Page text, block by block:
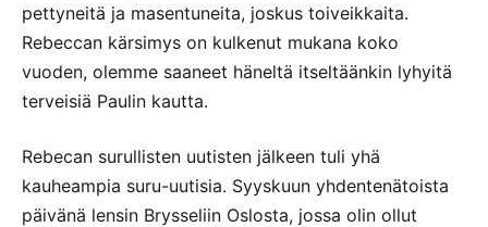
pettyneitä ja masentuneita, joskus toiveikkaita.
Rebeccan kärsimys on kulkenut mukana koko
vuoden, olemme saaneet häneltä itseltäänkin lyhyitä
terveisiä Paulin kautta.
Rebecan surullisten uutisten jälkeen tuli yhä
kauheampia suru-uutisia. Syyskuun yhdentenätoista
päivänä lensin Brysseliin Oslosta, jossa olin ollut